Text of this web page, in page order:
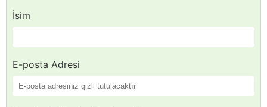
İsim
E-posta Adresi